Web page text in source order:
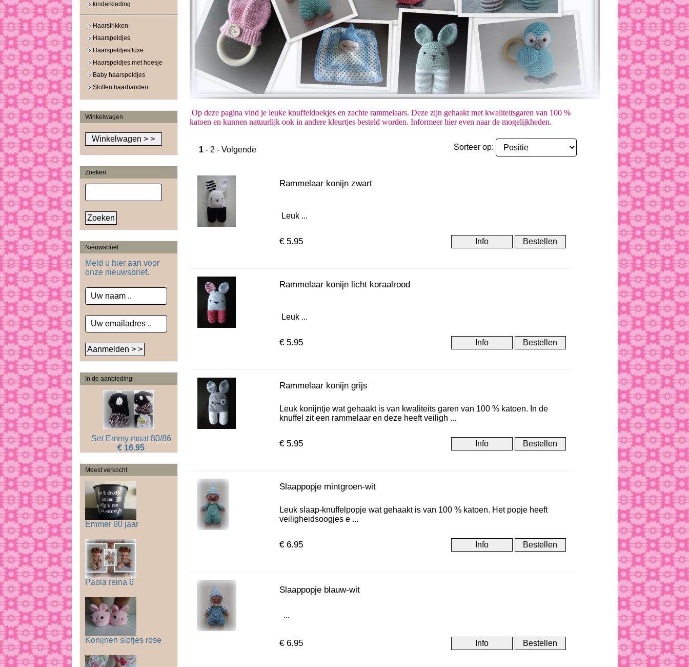
kinderkleding
Haarstrikken
Haarspeldjes
Haarspeldjes luxe
Haarspeldjes met hoesje
Baby haarspeldjes
Stoffen haarbanden
Winkelwagen
Zoeken
Nieuwsbrief
Meld u hier aan voor
onze nieuwsbrief.
In de aanbieding
Set Emmy maat 80/86
€ 16.95
Meest verkocht
Emmer 60 jaar
Paola reina 6
Konijnen slofjes rose
Op deze pagina vind je leuke knuffeldoekjes en zachte rammelaars. Deze zijn gehaakt met kwaliteitsgaren van 100 %
katoen en kunnen natuurlijk ook in andere kleurtjes besteld worden. Informeer hier even naar de mogelijkheden.
1- 2 - Volgende Sorteer op:
Rammelaar konijn zwart
Leuk ...
€ 5.95
Rammelaar konijn licht koraalrood
Leuk ...
€ 5.95
Rammelaar konijn grijs
Leuk konijntje wat gehaakt is van kwaliteits garen van 100 % katoen. In de
knuffel zit een rammelaar en deze heeft veiligh ...
€ 5.95
Slaappopje mintgroen-wit
Leuk slaap-knuffelpopje wat gehaakt is van 100 % katoen. Het popje heeft
veiligheidsoogjes e ...
€ 6.95
Slaappopje blauw-wit
...
€ 6.95